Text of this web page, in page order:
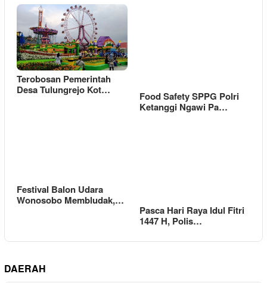
Terobosan Pemerintah
Desa Tulungrejo Kot…
Food Safety SPPG Polri
Ketanggi Ngawi Pa…
Festival Balon Udara
Wonosobo Membludak,…
Pasca Hari Raya Idul Fitri
1447 H, Polis…
DAERAH